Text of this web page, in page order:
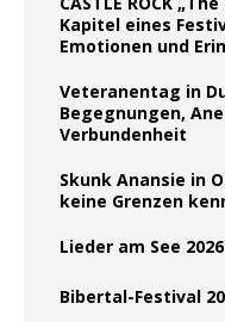
Kapitel eines
Emotionen und
Veteranentag in
Begegnungen,
Verbundenheit
Skunk Anansie in
keine Grenzen
Lieder am See
Bibertal-Festival